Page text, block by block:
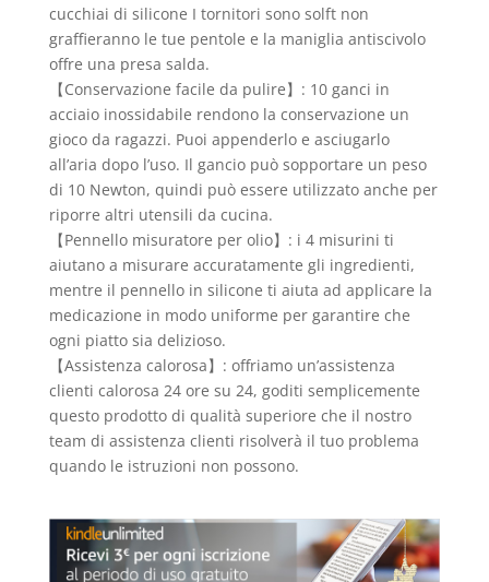
cucchiai di silicone I tornitori sono solft non
graffieranno le tue pentole e la maniglia antiscivolo
offre una presa salda.
【Conservazione facile da pulire】: 10 ganci in
acciaio inossidabile rendono la conservazione un
gioco da ragazzi. Puoi appenderlo e asciugarlo
all’aria dopo l’uso. Il gancio può sopportare un peso
di 10 Newton, quindi può essere utilizzato anche per
riporre altri utensili da cucina.
【Pennello misuratore per olio】: i 4 misurini ti
aiutano a misurare accuratamente gli ingredienti,
mentre il pennello in silicone ti aiuta ad applicare la
medicazione in modo uniforme per garantire che
ogni piatto sia delizioso.
【Assistenza calorosa】: offriamo un’assistenza
clienti calorosa 24 ore su 24, goditi semplicemente
questo prodotto di qualità superiore che il nostro
team di assistenza clienti risolverà il tuo problema
quando le istruzioni non possono.